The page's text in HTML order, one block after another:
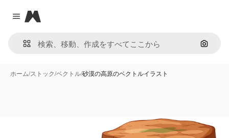
Close menu
Magnific
画像で
ホーム/ストック/ベクトル/砂漠の高原のベクトルイラスト